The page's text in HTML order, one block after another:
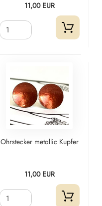
11,00 EUR
Ohrstecker metallic Kupfer
11,00 EUR